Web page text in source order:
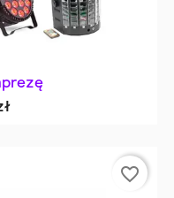
favorite_border